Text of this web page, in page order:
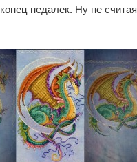
недалек. Ну не считая